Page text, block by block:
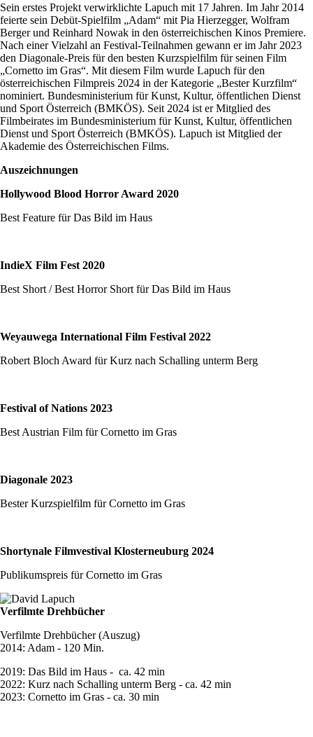
Sein erstes Projekt verwirklichte Lapuch mit 17 Jahren. Im Jahr 2014
feierte sein Debüt-Spielfilm „Adam“ mit Pia Hierzegger, Wolfram
Berger und Reinhard Nowak in den österreichischen Kinos Premiere.
Nach einer Vielzahl an Festival-Teilnahmen gewann er im Jahr 2023
den Diagonale-Preis für den besten Kurzspielfilm für seinen Film
„Cornetto im Gras“. Mit diesem Film wurde Lapuch für den
österreichischen Filmpreis 2024 in der Kategorie „Bester Kurzfilm“
nominiert. Bundesministerium für Kunst, Kultur, öffentlichen Dienst
und Sport Österreich (BMKÖS). Seit 2024 ist er Mitglied des
Filmbeirates im Bundesministerium für Kunst, Kultur, öffentlichen
Dienst und Sport Österreich (BMKÖS). Lapuch ist Mitglied der
Akademie des Österreichischen Films.
Auszeichnungen
Hollywood Blood Horror Award 2020
Best Feature für Das Bild im Haus
IndieX Film Fest 2020
Best Short / Best Horror Short für Das Bild im Haus
Weyauwega International Film Festival 2022
Robert Bloch Award für Kurz nach Schalling unterm Berg
Festival of Nations 2023
Best Austrian Film für Cornetto im Gras
Diagonale 2023
Bester Kurzspielfilm für Cornetto im Gras
Shortynale Filmvestival Klosterneuburg 2024
Publikumspreis für Cornetto im Gras
Verfilmte Drehbücher
Verfilmte Drehbücher (Auszug)
2014: Adam - 120 Min.
2019: Das Bild im Haus - ca. 42 min
2022: Kurz nach Schalling unterm Berg - ca. 42 min
2023: Cornetto im Gras - ca. 30 min